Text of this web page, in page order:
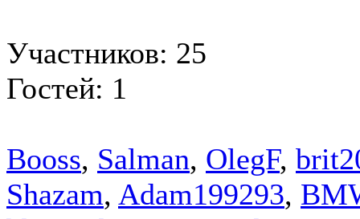
Участников: 25
Гостей: 1
Booss, Salman, OlegF,
Shazam, Adam199293,